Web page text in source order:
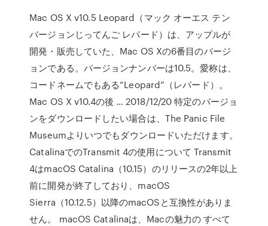
Mac OS X v10.5 Leopard（マック オーエス テン
バージョンじってんご レパード）は、アップルが
開発・販売していた、Mac OS Xの6番目のバージ
ョンである。バージョンナンバーは10.5。愛称は、
コードネームでもある“Leopard”（レパード）。
Mac OS X v10.4の後 … 2018/12/20 特定のバージョ
ンをダウンロードしたい場合は、The Panic File
Museumよりいつでもダウンロードいただけます。
CatalinaでのTransmit 4の使用について Transmit
4はmacOS Catalina（10.15）のリリースの2年以上
前に開発が終了しており、macOS
Sierra（10.12.5）以降のmacOSと互換性がありま
せん。 macOS Catalinaは、Macの魅力の すべて